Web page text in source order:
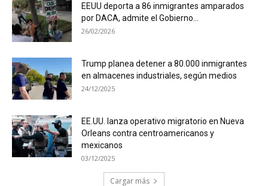
EEUU deporta a 86 inmigrantes amparados
por DACA, admite el Gobierno...
26/02/2026
Trump planea detener a 80.000 inmigrantes
en almacenes industriales, según medios
24/12/2025
EE.UU. lanza operativo migratorio en Nueva
Orleans contra centroamericanos y
mexicanos
03/12/2025
Cargar más